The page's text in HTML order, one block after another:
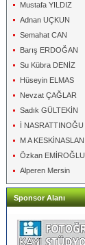
Mustafa YILDIZ
Adnan UÇKUN
Semahat CAN
Barış ERDOĞAN
Su Kübra DENİZ
Hüseyin ELMAS
Nevzat ÇAĞLAR
Sadık GÜLTEKİN
İ NASRATTINOĞU
M A KESKİNASLAN
Özkan EMİROĞLU
Alperen Mersin
Sponsor Alanı